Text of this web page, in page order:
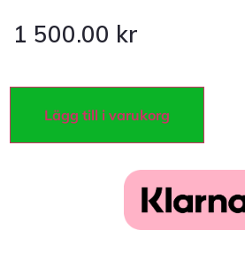
1 500.00 kr
Lägg till i varukorg